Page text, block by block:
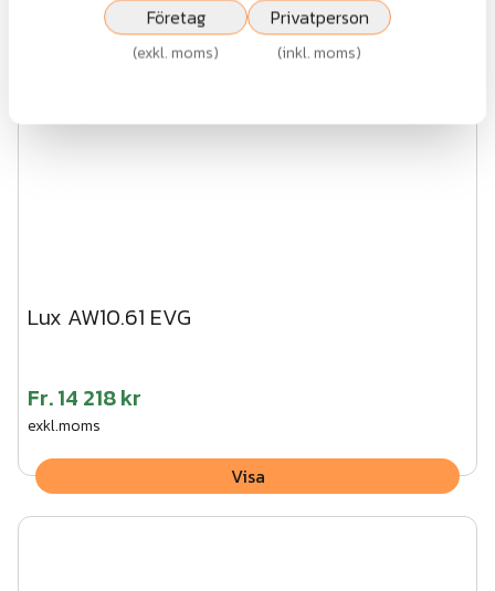
Lux AW10.61 EVG
Fr.14 218 kr
exkl.moms
Visa
Företag
(exkl. moms)
Privatperson
(inkl. moms)